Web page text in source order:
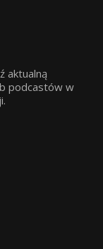
aktualną
podcastów w